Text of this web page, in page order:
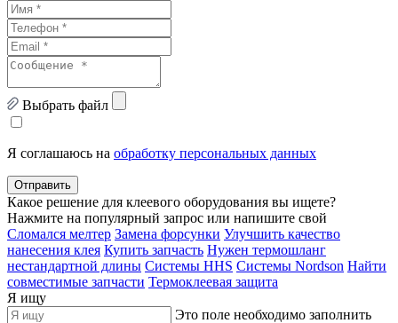
Выбрать файл
Я соглашаюсь на обработку персональных данных
Отправить
Какое решение для клеевого оборудования вы ищете?
Нажмите на популярный запрос или напишите свой
Сломался мелтер Замена форсунки Улучшить качество
нанесения клея Купить запчасть Нужен термошланг
нестандартной длины Системы HHS Системы Nordson Найти
совместимые запчасти Термоклеевая защита
Я ищу
Это поле необходимо заполнить